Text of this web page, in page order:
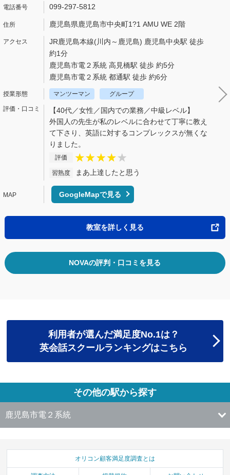
099-297-5812
鹿児島県鹿児島市中央町1?1 AMU WE 2階
JR鹿児島本線(川内～鹿児島) 鹿児島中央駅 徒歩
約1分
鹿児島市電２系統 高見橋駅 徒歩 約5分
鹿児島市電２系統 都通駅 徒歩 約6分
マンツーマン グループ
【40代／女性／国内での業務／中級レベル】
外国人の先生が私のレベルに合わせて丁寧に教え
て下さり、英語に対するコンプレックスが無くな
りました。
評価
習熟度 まあ上達したと思う
GoogleMapで見る
教室を詳しく見る
NOVAの評判・口コミを見る
利用者が選んだ満足度No.1は？
英会話スクールランキングはこちら
その他の駅から探す
鹿児島市電２系統
オリコン顧客満足度調査とは